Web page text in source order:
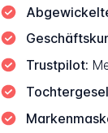
Trustpilot: